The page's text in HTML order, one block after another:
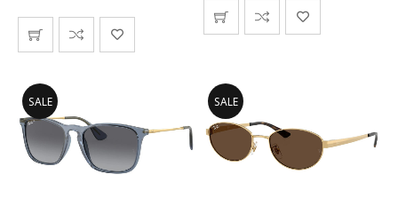
SALE SALE